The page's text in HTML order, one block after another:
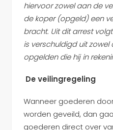
hiervoor zowel aan de
de koper (opgeld) een
bracht. Uit dit arrest
is verschuldigd uit
opgelden die hij in
De veilingregeling
Wanneer goederen
worden geveild, dan
goederen direct over